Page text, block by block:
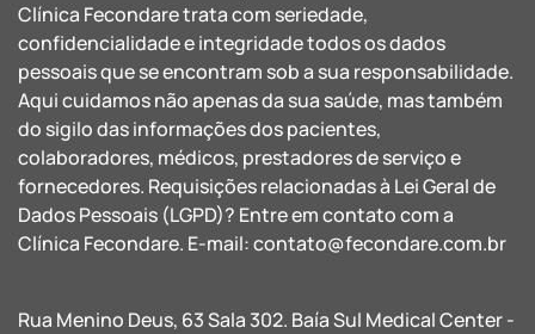
Clínica Fecondare trata com seriedade,
confidencialidade e integridade todos os dados
pessoais que se encontram sob a sua responsabilidade.
Aqui cuidamos não apenas da sua saúde, mas também
do sigilo das informações dos pacientes,
colaboradores, médicos, prestadores de serviço e
fornecedores. Requisições relacionadas à Lei Geral de
Dados Pessoais (LGPD)? Entre em contato com a
Clínica Fecondare. E-mail:contato@fecondare.com.br
Rua Menino Deus, 63 Sala 302. Baía Sul Medical Center -